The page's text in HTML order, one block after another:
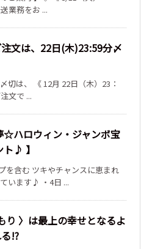
業務をお ...
文は、22日(木)23:59分〆
切は、 《 12月 22日（木）23：
文で ...
☆ハロウィン・ジャンボ宝
ト♪ 】
を含む ツキやチャンスに恵まれ
います♪ ・4日 ...
り 〉は最上の幸せとなるよ
!?